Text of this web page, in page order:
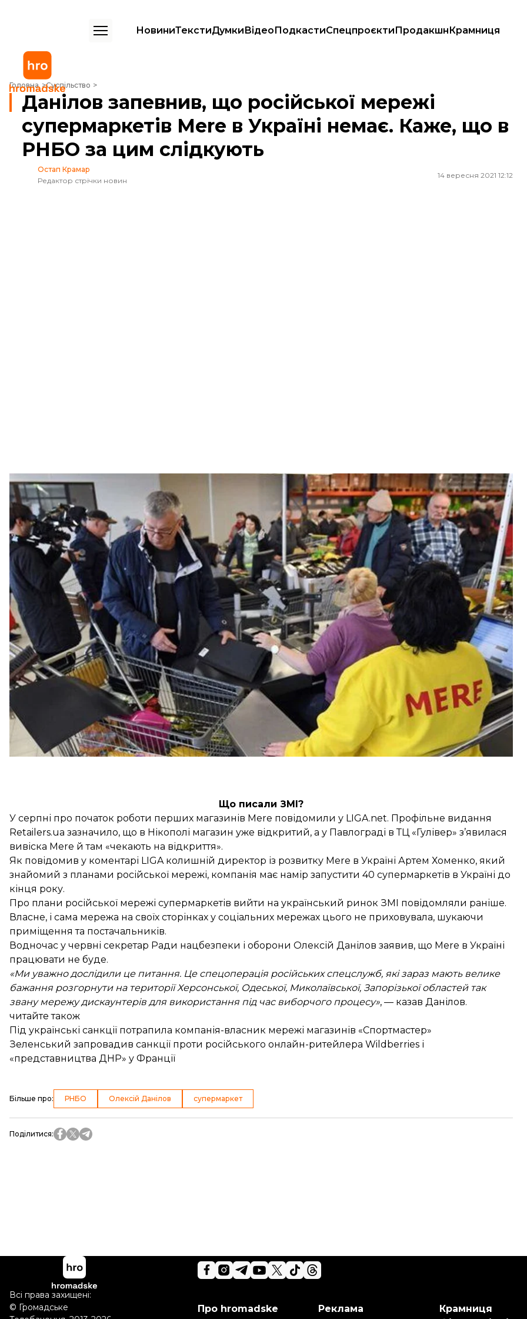
НовиниТекстиДумкиВідеоПодкастиСпецпроєктиПродакшнКрамниця
Головна Суспільство
Данілов запевнив, що російської мережі супермаркетів Mere в Україні немає. Каже, що в РНБО за цим слідкують
Данілов запевнив, що російської мережі
супермаркетів Mere в Україні немає. Каже, що в
РНБО за цим слідкують
Остап Крамар
Редактор стрічки новин
14 вересня 2021 12:12
Ілюстративне фото
mere.in.ua
Секретар Ради національної безпеки й оборони Олексій Данілов заявив, що російської мережі
супермаркетів Mere в Україні немає. У серпні ЗМІ писали, що вона вже працює в Нікополі та
Павлограді Дніпропетровської області.
Про це Данілов
розповів
в інтерв'ю «Радіо Свобода».
За його словами, інформація про нібито старт роботи мережі в Україні — це один із фейків,
«одна зі
складових гібридної війни, яка відбувається кожного дня, вона набирає оберти, коли РФ починає
закидати якісь речі».
Данілов зазначив, що факт роботи супермаркету Mere перевіряли у Павлограді:
«Коли дали команду
перевірити, нічого там немає. Ми відстежуємо всі ці речі».
Що писали ЗМІ?
У серпні про початок роботи перших магазинів Mere повідомили у LIGA.net. Профільне видання
Retailers.ua зазначило, що в Нікополі магазин уже відкритий, а у Павлограді в ТЦ «Гулівер» з’явилася
вивіска Mere й там «чекають на відкриття».
Як повідомив у коментарі LIGA колишній директор із розвитку Mere в Україні Артем Хоменко, який
знайомий з планами російської мережі, компанія має намір запустити 40 супермаркетів в Україні до
кінця року.
Про плани російської мережі супермаркетів вийти на український ринок ЗМІ повідомляли раніше.
Власне, і сама мережа на своїх сторінках у соціальних мережах цього не приховувала, шукаючи
приміщення та постачальників.
Водночас у червні секретар Ради нацбезпеки і оборони Олексій Данілов заявив, що Mere в Україні
працювати не буде.
«Ми уважно дослідили це питання. Це спецоперація російських спецслужб, які зараз мають велике
бажання розгорнути на території Херсонської, Одеської, Миколаївської, Запорізької областей так
звану мережу дискаунтерів для використання під час виборчого процесу», — казав Данілов.
читайте також
Під українські санкції потрапила компанія-власник мережі магазинів «Спортмастер»
Зеленський запровадив санкції проти російського онлайн-ритейлера Wildberries і
«представництва ДНР» у Франції
Більше про: РНБО Олексій Данілов супермаркет
Поділитися:
Про hromadske
Реклама
Крамниця
Всі права захищені:
© Громадське